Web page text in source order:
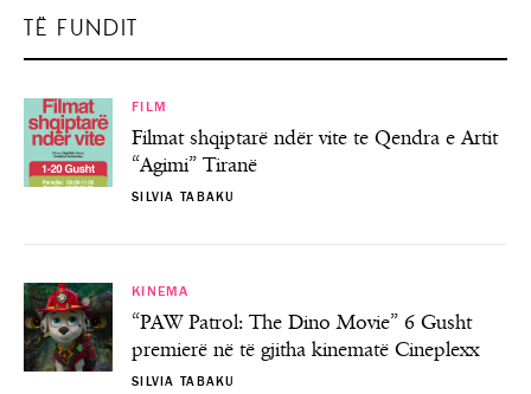
TË FUNDIT
FILM
Filmat shqiptarë ndër vite te Qendra e Artit
“Agimi” Tiranë
SILVIA TABAKU
KINEMA
“PAW Patrol: The Dino Movie” 6 Gusht
premierë në të gjitha kinematë Cineplexx
SILVIA TABAKU